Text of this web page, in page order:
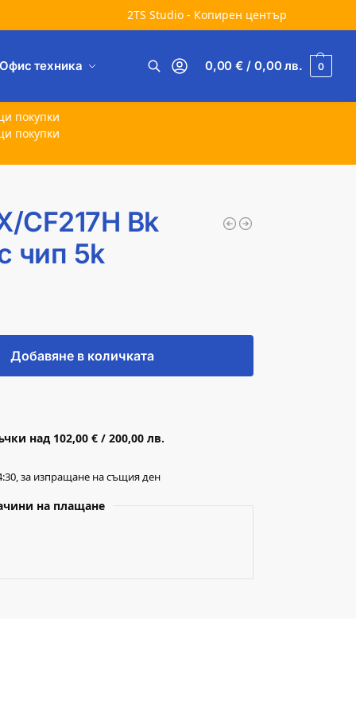
2TS Studio - Копирен център
техника 0,00€ / 0,00лв. 0
покупки
покупки
CF217H Bk
чип 5k
Добавяне в количката
над 102,00 € / 200,00 лв.
за изпращане на същия ден
на плащане